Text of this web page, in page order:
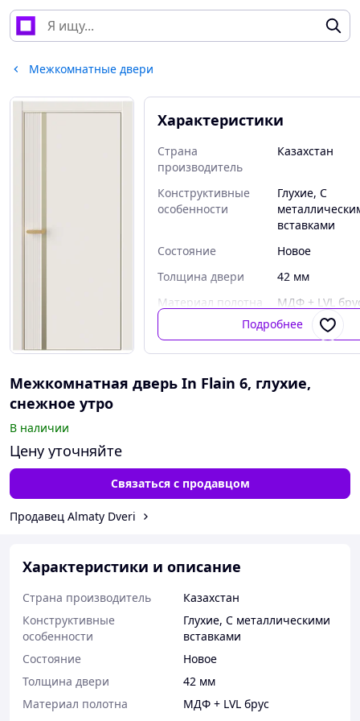
Межкомнатные двери
Характеристики
Страна
производитель
Казахстан
Конструктивные
особенности
Глухие, С
вставками
Состояние
Новое
Толщина двери
42 мм
Материал полотна
МДФ + LVL
Подробнее
Межкомнатная дверь In Flain 6, глухие,
снежное утро
В наличии
Цену уточняйте
Связаться с продавцом
Продавец Almaty Dveri
Характеристики и описание
Страна производитель
Казахстан
Конструктивные
особенности
Глухие, С металлическими
вставками
Состояние
Новое
Толщина двери
42 мм
Материал полотна
МДФ + LVL брус